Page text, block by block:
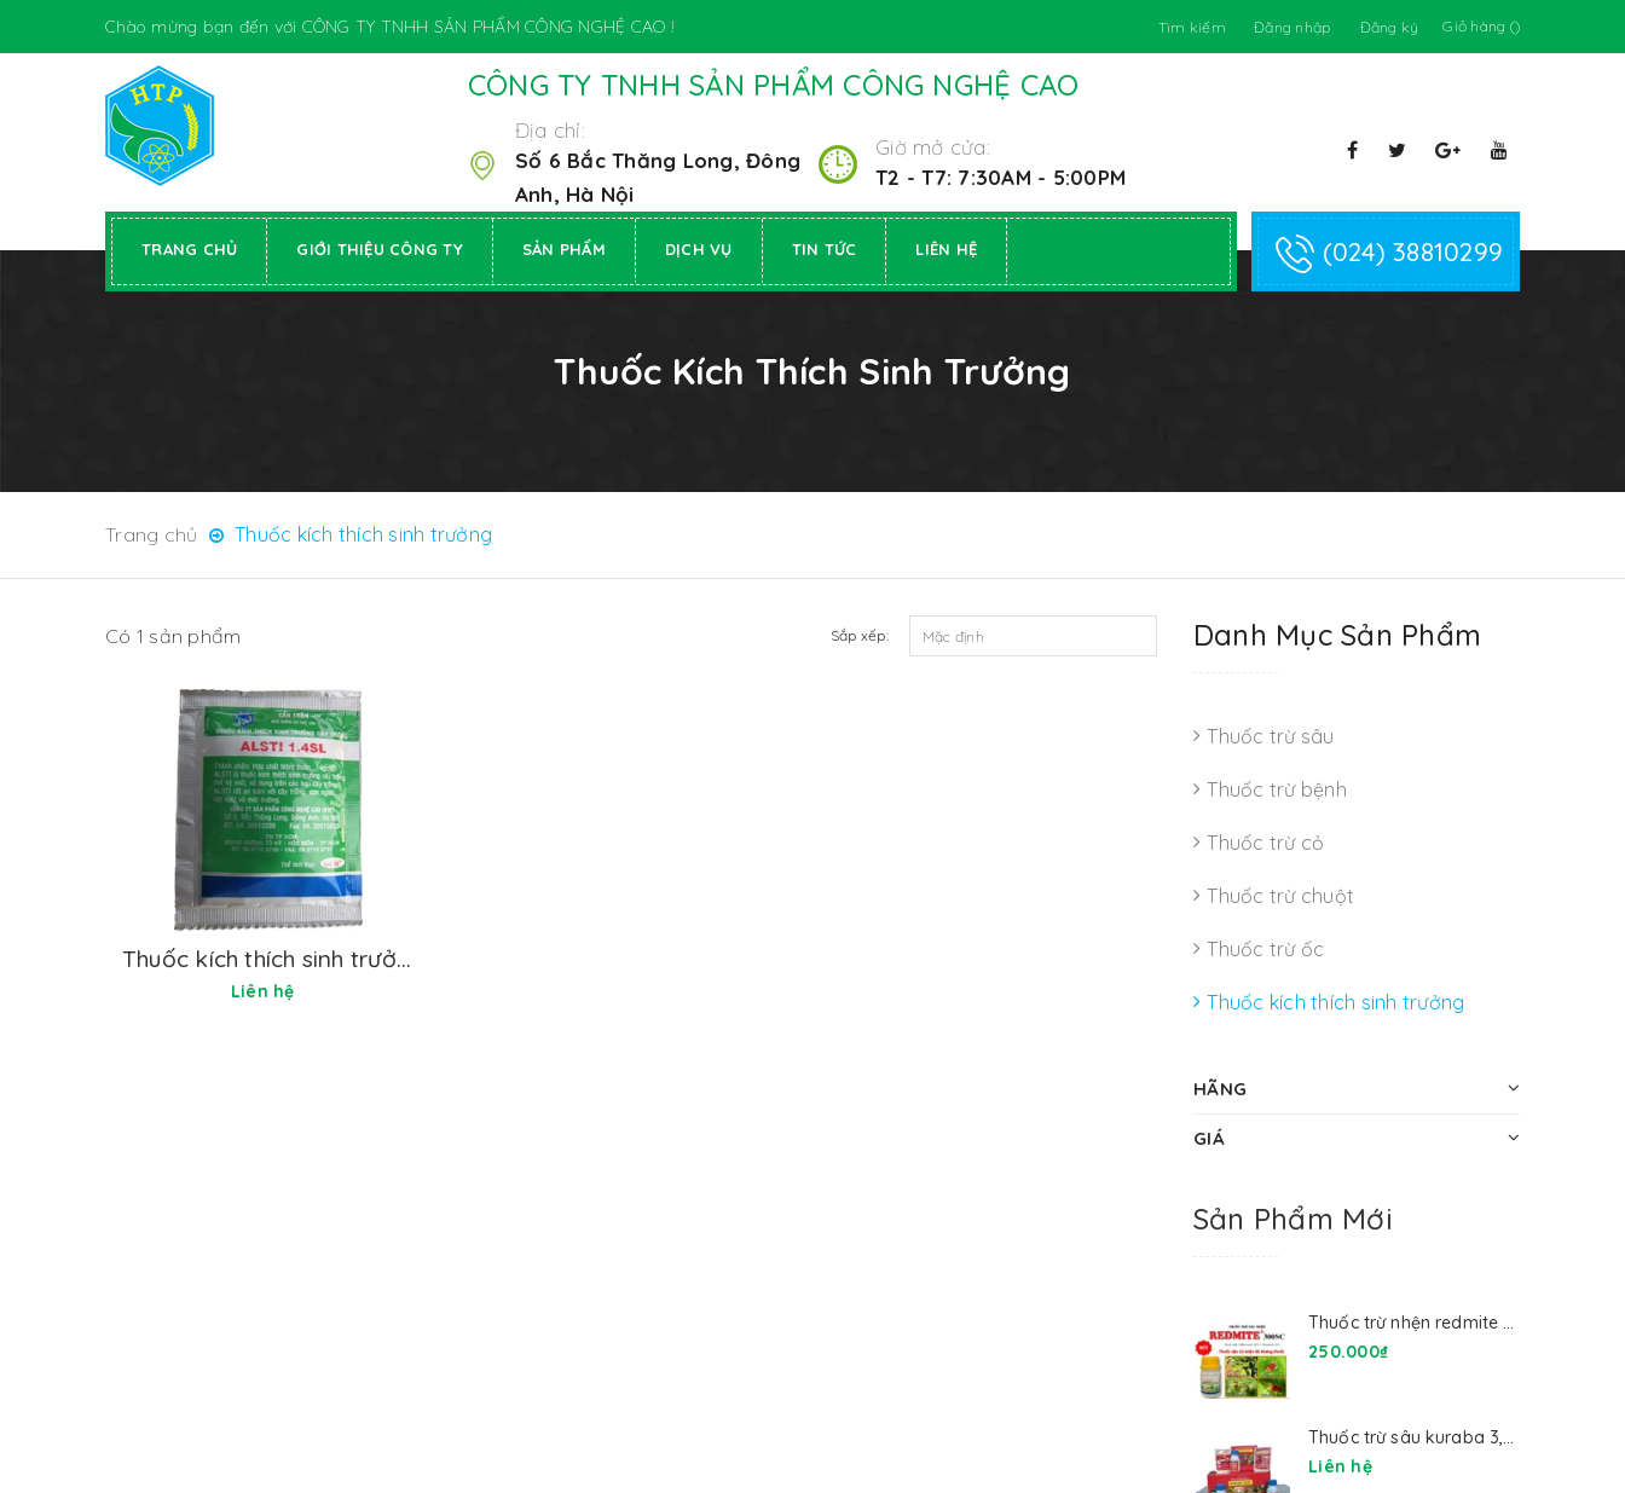
Chào mừng bạn đến với CÔNG TY TNHH SẢN PHẨM CÔNG NGHỆ CAO ! Giỏ hàng ()
Tìm kiếm Đăng nhập Đăng ký
CÔNG TY TNHH SẢN PHẨM CÔNG NGHỆ CAO
Địa chỉ:
Số 6 Bắc Thăng Long, Đông
Anh, Hà Nội
Giờ mở cửa:
T2 - T7: 7:30AM - 5:00PM
TRANG CHỦ GIỚI THIỆU CÔNG TY SẢN PHẨM DỊCH VỤ TIN TỨC LIÊN HỆ (024) 38810299
Thuốc Kích Thích Sinh Trưởng
Trang chủ Thuốc kích thích sinh trưởng
Có 1 sản phẩm Sắp xếp:
Thuốc kích thích sinh trưởng alstil 1,4sl
Liên hệ
Danh Mục Sản Phẩm
Thuốc trừ sâu
Thuốc trừ bệnh
Thuốc trừ cỏ
Thuốc trừ chuột
Thuốc trừ ốc
Thuốc kích thích sinh trưởng
HÃNG
GIÁ
Sản Phẩm Mới
Thuốc trừ nhện redmite 300sc
250.000₫
Thuốc trừ sâu kuraba 3,6ec
Liên hệ